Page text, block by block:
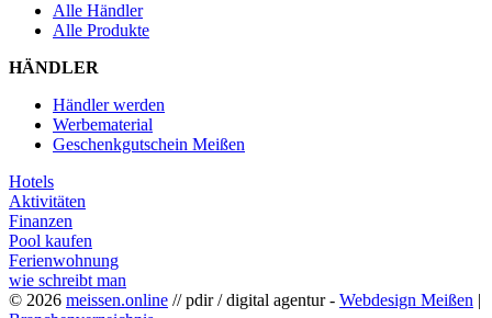
Alle Händler
Alle Produkte
HÄNDLER
Händler werden
Werbematerial
Geschenkgutschein Meißen
Hotels
Aktivitäten
Finanzen
Pool kaufen
Ferienwohnung
wie schreibt man
© 2026 meissen.online // pdir / digital agentur - Webdesign Meißen |